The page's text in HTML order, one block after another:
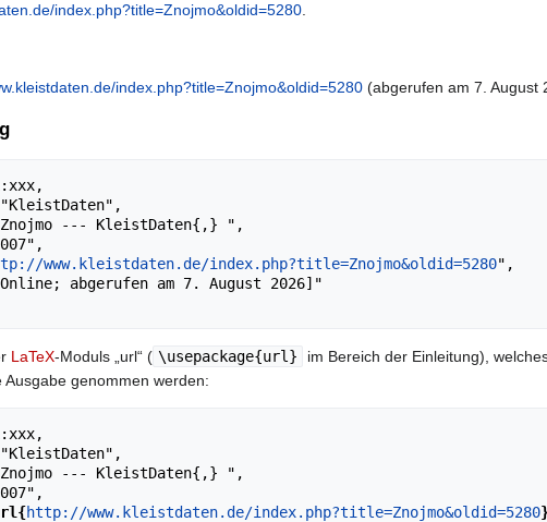
index.php?title=Znojmo&oldid=5280
index.php?title=Znojmo&oldid=5280 (abgerufen am 7. August
www.kleistdaten.de/index.php?title=Znojmo&oldid=5280",
LaTeX-Moduls „url“ ( \usepackage{url}
im Bereich der Einleitung),
Ausgabe genommen werden:
http://www.kleistdaten.de/index.php?title=Znojmo&oldid=5280